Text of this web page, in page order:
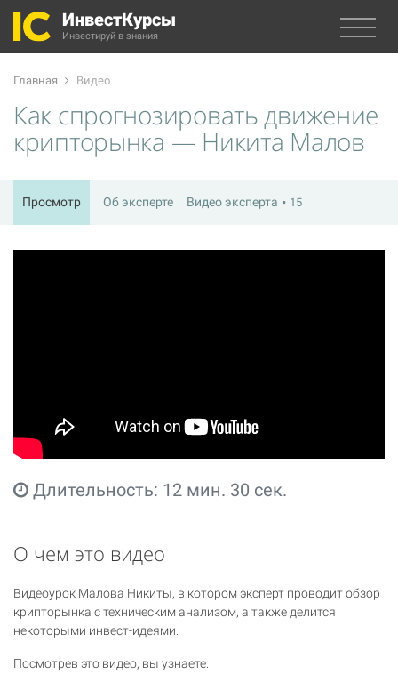
ИнвестКурсы
Инвестируй в знания
Главная Видео
Как спрогнозировать движение
крипторынка — Никита Малов
Просмотр Об эксперте Видео эксперта 15
Длительность: 12 мин. 30 сек.
О чем это видео
Видеоурок Малова Никиты, в котором эксперт проводит обзор
крипторынка с техническим анализом, а также делится
некоторыми инвест-идеями.
Посмотрев это видео, вы узнаете: